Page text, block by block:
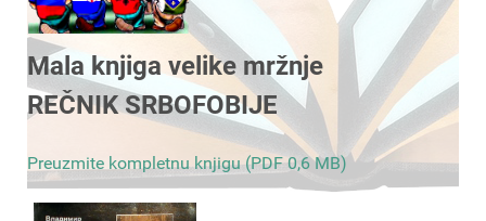
Mala knjiga velike mržnje
REČNIK SRBOFOBIJE
Preuzmite kompletnu knjigu (PDF 0,6 MB)